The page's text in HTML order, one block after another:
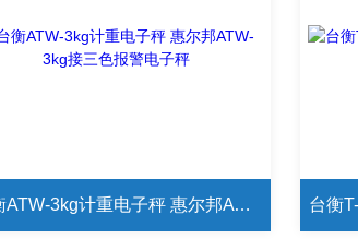
台衡ATW-3kg计重电子秤 惠尔邦ATW-3kg接三色报警电子秤